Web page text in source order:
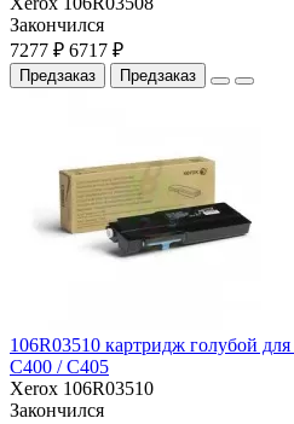
Закончился
7277 ₽ 6717 ₽
Предзаказ Предзаказ
106R03510 картридж голубой
C400 / C405
Xerox 106R03510
Закончился